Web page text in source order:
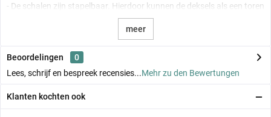
- De schalen zijn stapelbaar. Hierdoor kunnen de deksels als een toren
daarom ook opgetild en verplaatst worden door de robotgrijper.
meer
Beoordelingen
0
Lees, schrijf en bespreek recensies...Mehr zu den Bewertungen
Klanten kochten ook